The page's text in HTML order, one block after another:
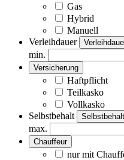
Gas
Hybrid
Manuell
Verleihdauer
min.
Versicherung
Haftpflicht
Teilkasko
Vollkasko
Selbstbehalt
Selbstbehalt
max.
Chauffeur
nur mit